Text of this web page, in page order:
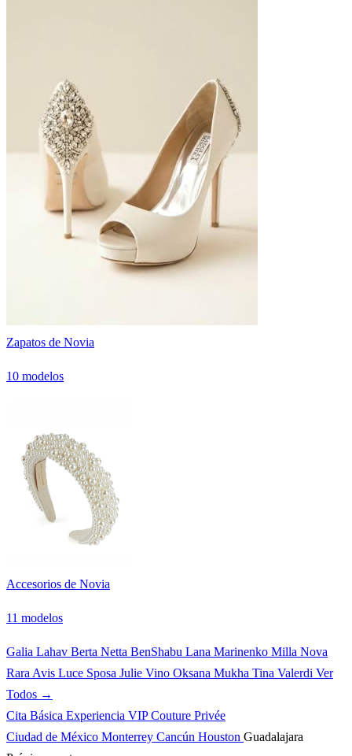
Zapatos de Novia
10 modelos
Accesorios de Novia
11 modelos
Galia Lahav Berta Netta BenShabu Lana Marinenko Milla Nova
Rara Avis Luce Sposa Julie Vino Oksana Mukha Tina Valerdi Ver
Todos →
Cita Básica Experiencia VIPCouture Privée
Ciudad de México Monterrey Cancún Houston Guadalajara